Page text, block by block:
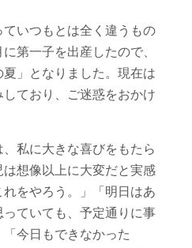
いつもとは全く違うもの
第一子を出産したので、
」となりました。現在は
ており、ご迷惑をおかけ
私に大きな喜びをもたら
想像以上に大変だと実感
をやろう。」「明日はあ
ていても、予定通りに事
今日もできなかった